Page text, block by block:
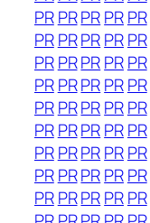
PRPRPRPRPR
PRPRPRPRPR
PRPRPRPRPR
PRPRPRPRPR
PRPRPRPRPR
PRPRPRPRPR
PRPRPRPRPR
PRPRPRPRPR
PRPRPRPRPR